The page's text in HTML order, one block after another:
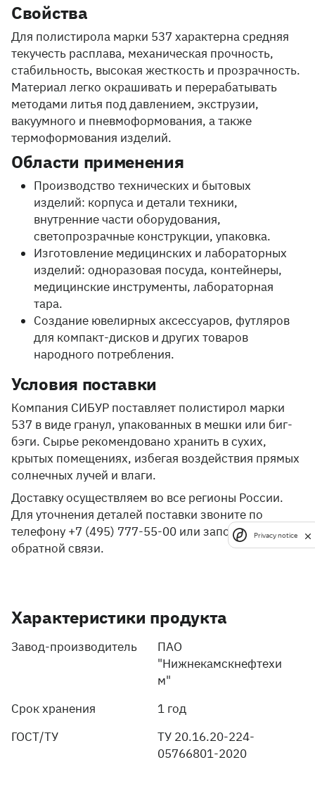
Свойства
Для полистирола марки 537 характерна средняя
текучесть расплава, механическая прочность,
стабильность, высокая жесткость и прозрачность.
Материал легко окрашивать и перерабатывать
методами литья под давлением, экструзии,
вакуумного и пневмоформования, а также
термоформования изделий.
Области применения
Производство технических и бытовых
изделий: корпуса и детали техники,
внутренние части оборудования,
светопрозрачные конструкции, упаковка.
Изготовление медицинских и лабораторных
изделий: одноразовая посуда, контейнеры,
медицинские инструменты, лабораторная
тара.
Создание ювелирных аксессуаров, футляров
для компакт-дисков и других товаров
народного потребления.
Условия поставки
Компания СИБУР поставляет полистирол марки
537 в виде гранул, упакованных в мешки или биг-
бэги. Сырье рекомендовано хранить в сухих,
крытых помещениях, избегая воздействия прямых
солнечных лучей и влаги.
Доставку осуществляем во все регионы России.
Для уточнения деталей поставки звоните по
телефону +7 (495) 777-55-00 или заполните форму
обратной связи.
Характеристики продукта
Завод-производитель
ПАО
"Нижнекамскнефтехи
м"
Срок хранения
1 год
ГОСТ/ТУ
ТУ 20.16.20-224-
05766801-2020
Privacy notice